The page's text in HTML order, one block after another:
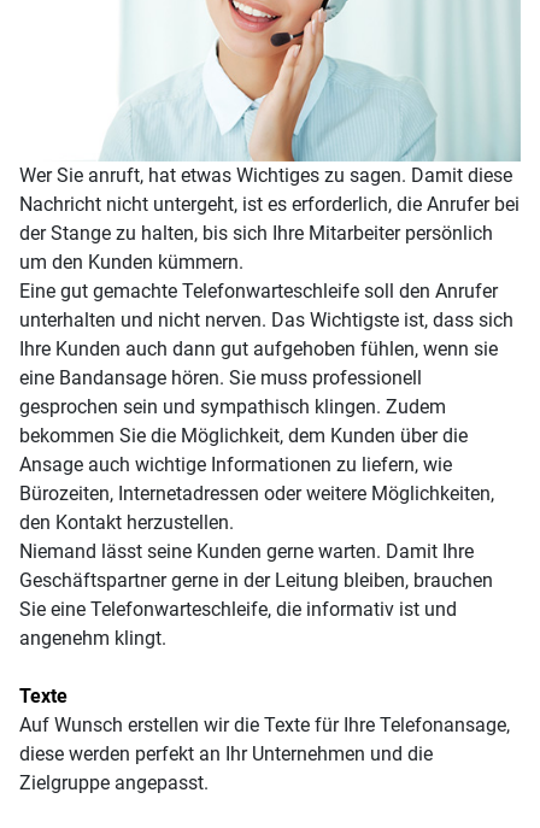
Wer Sie anruft, hat etwas Wichtiges zu sagen. Damit diese
Nachricht nicht untergeht, ist es erforderlich, die Anrufer bei
der Stange zu halten, bis sich Ihre Mitarbeiter persönlich
um den Kunden kümmern.
Eine gut gemachte Telefonwarteschleife soll den Anrufer
unterhalten und nicht nerven. Das Wichtigste ist, dass sich
Ihre Kunden auch dann gut aufgehoben fühlen, wenn sie
eine Bandansage hören. Sie muss professionell
gesprochen sein und sympathisch klingen. Zudem
bekommen Sie die Möglichkeit, dem Kunden über die
Ansage auch wichtige Informationen zu liefern, wie
Bürozeiten, Internetadressen oder weitere Möglichkeiten,
den Kontakt herzustellen.
Niemand lässt seine Kunden gerne warten. Damit Ihre
Geschäftspartner gerne in der Leitung bleiben, brauchen
Sie eine Telefonwarteschleife, die informativ ist und
angenehm klingt.
Texte
Auf Wunsch erstellen wir die Texte für Ihre Telefonansage,
diese werden perfekt an Ihr Unternehmen und die
Zielgruppe angepasst.